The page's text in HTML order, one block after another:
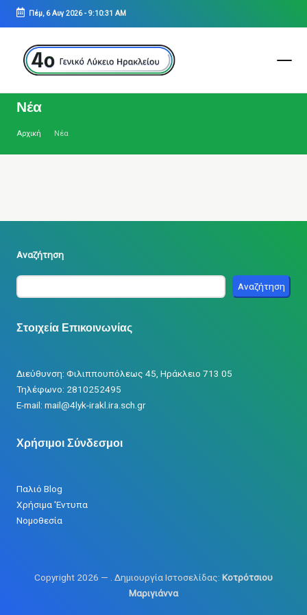
Μετάβαση
περιεχόμενο
Πέμ, 6 Αυγ 2026- 9:10:31 AM
ΓΕΝΙΚΟ
ΗΡΑΚΛΕΙΟΥ
Νέα
Αρχική Νέα
Αναζήτηση
Αναζήτηση
Στοιχεία Επικοινωνίας
Διεύθυνση: Φιλιππουπόλεως 45, Ηράκλειο 713 05
Τηλέφωνο: 2810252495
Ε-mail: mail@4lyk-irakl.ira.sch.gr
Χρήσιμοι Σύνδεσμοι
Παλιό Blog
Χρήσιμα 'Εντυπα
Νομοθεσία
Copyright 2026 — . Δημιουργία Ιστοσελίδας: Κοτρότσιου
Μαριγιάννα